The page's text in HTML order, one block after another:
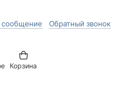
сообщение Обратный звонок
Корзина